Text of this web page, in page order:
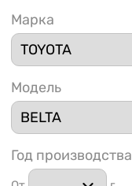
Марка
Модель
Год производства